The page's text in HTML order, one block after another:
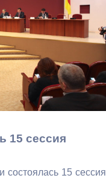
15 сессия
состоялась 15 сессия